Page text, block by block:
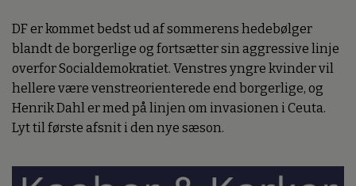
DF er kommet bedst ud af sommerens hedebølger
blandt de borgerlige og fortsætter sin aggressive linje
overfor Socialdemokratiet. Venstres yngre kvinder vil
hellere være venstreorienterede end borgerlige, og
Henrik Dahl er med på linjen om invasionen i Ceuta.
Lyt til første afsnit i den nye sæson.